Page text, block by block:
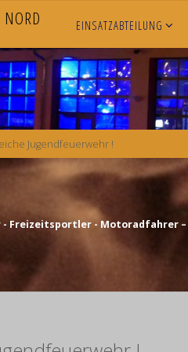
NORD EINSATZABTEILUNG
Jugendfeuerwehr !
- Freizeitsportler - Motoradfahrer